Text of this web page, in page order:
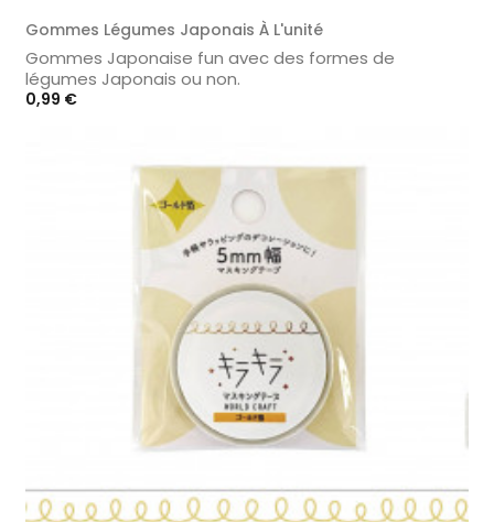
Gommes Légumes Japonais À L'unité
Gommes Japonaise fun avec des formes de
légumes Japonais ou non.
Prix
0,99 €